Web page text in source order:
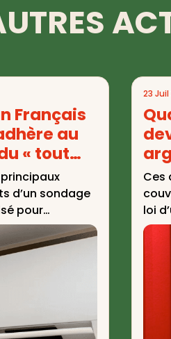
Français
au
« tout
principaux
d’un sondage
pour
que les
se ...
23 Juil
Ces
loi